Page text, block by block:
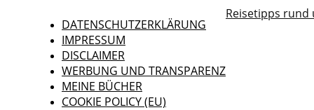
DATENSCHUTZERKLÄRUNG
IMPRESSUM
DISCLAIMER
WERBUNG UND TRANSPARENZ
MEINE BÜCHER
COOKIE POLICY (EU)
Reisetipps rund